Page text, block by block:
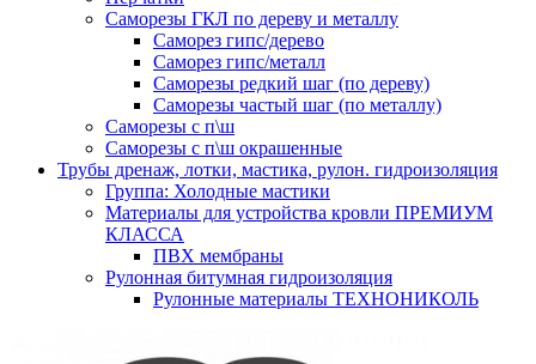
Саморезы ГКЛ по дереву и металлу
Саморез гипс/дерево
Саморез гипс/металл
Саморезы редкий шаг (по дереву)
Саморезы частый шаг (по металлу)
Саморезы с п\ш
Саморезы с п\ш окрашенные
Трубы дренаж, лотки, мастика, рулон. гидроизоляция
Группа: Холодные мастики
Материалы для устройства кровли ПРЕМИУМ
КЛАССА
ПВХ мембраны
Рулонная битумная гидроизоляция
Рулонные материалы ТЕХНОНИКОЛЬ